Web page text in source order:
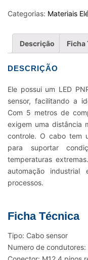
5
COM
quantidade
Categorias: Materiais
Descrição Ficha
DESCRIÇÃO
Ele possui um LED
sensor, facilitando a
Com 5 metros de
exigem uma distância
controle. O cabo tem
para suportar
temperaturas
automação
processos.
Ficha Técnica
Tipo: Cabo sensor
Numero de condutores: